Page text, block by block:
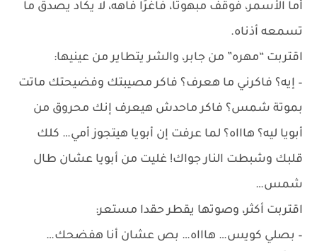
أما الأسمر، فوقف مبهوتًا، فاغرًا فاهه، لا يكاد يصدق ما
تسمعه أذناه.
اقتربت “مهره” من جابر، والشر يتطاير من عينيها:
– إيه؟ فاكرني ما هعرف؟ فاكر مصيبتك وفضيحتك ماتت
بموتة شمس؟ فاكر ماحدش هيعرف إنك محروق من
أبويا ليه؟ هاااه؟ لما عرفت إن أبويا هيتجوز أمي… كلك
قلبك وشبطت النار جواك! غليت من أبويا عشان طال
شمس…
اقتربت أكثر، وصوتها يقطر حقدا مستعر:
– بصلي كويس… هاااه… بص عشان أنا هفضحك…